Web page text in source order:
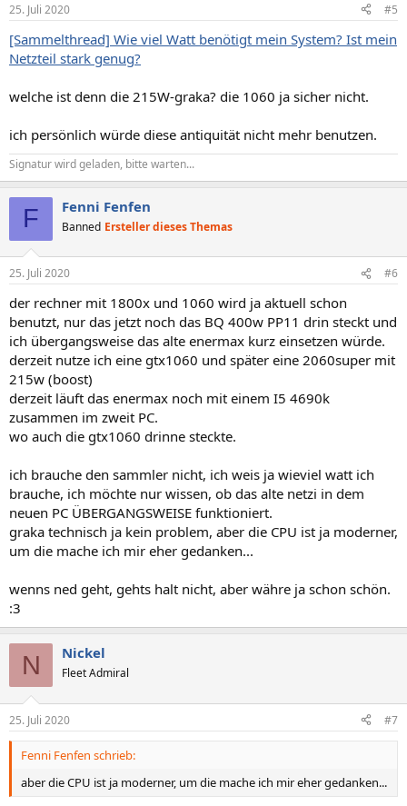
e
:
25. Juli 2020 #5
[Sammelthread] Wie viel Watt benötigt mein System? Ist mein
Netzteil stark genug?
welche ist denn die 215W-graka? die 1060 ja sicher nicht.
ich persönlich würde diese antiquität nicht mehr benutzen.
Signatur wird geladen, bitte warten...
F Fenni Fenfen
Banned Ersteller dieses Themas
25. Juli 2020 #6
der rechner mit 1800x und 1060 wird ja aktuell schon
benutzt, nur das jetzt noch das BQ 400w PP11 drin steckt und
ich übergangsweise das alte enermax kurz einsetzen würde.
derzeit nutze ich eine gtx1060 und später eine 2060super mit
215w (boost)
derzeit läuft das enermax noch mit einem I5 4690k
zusammen im zweit PC.
wo auch die gtx1060 drinne steckte.
ich brauche den sammler nicht, ich weis ja wieviel watt ich
brauche, ich möchte nur wissen, ob das alte netzi in dem
neuen PC ÜBERGANGSWEISE funktioniert.
graka technisch ja kein problem, aber die CPU ist ja moderner,
um die mache ich mir eher gedanken...
wenns ned geht, gehts halt nicht, aber währe ja schon schön.
:3
N Nickel
Fleet Admiral
25. Juli 2020 #7
Fenni Fenfen schrieb:
aber die CPU ist ja moderner, um die mache ich mir eher gedanken...